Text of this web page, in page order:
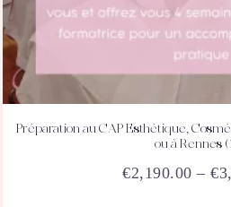
ACHETEZ
Préparation au CAP Esthétique,
ou à Rennes
€2,190.00 –€